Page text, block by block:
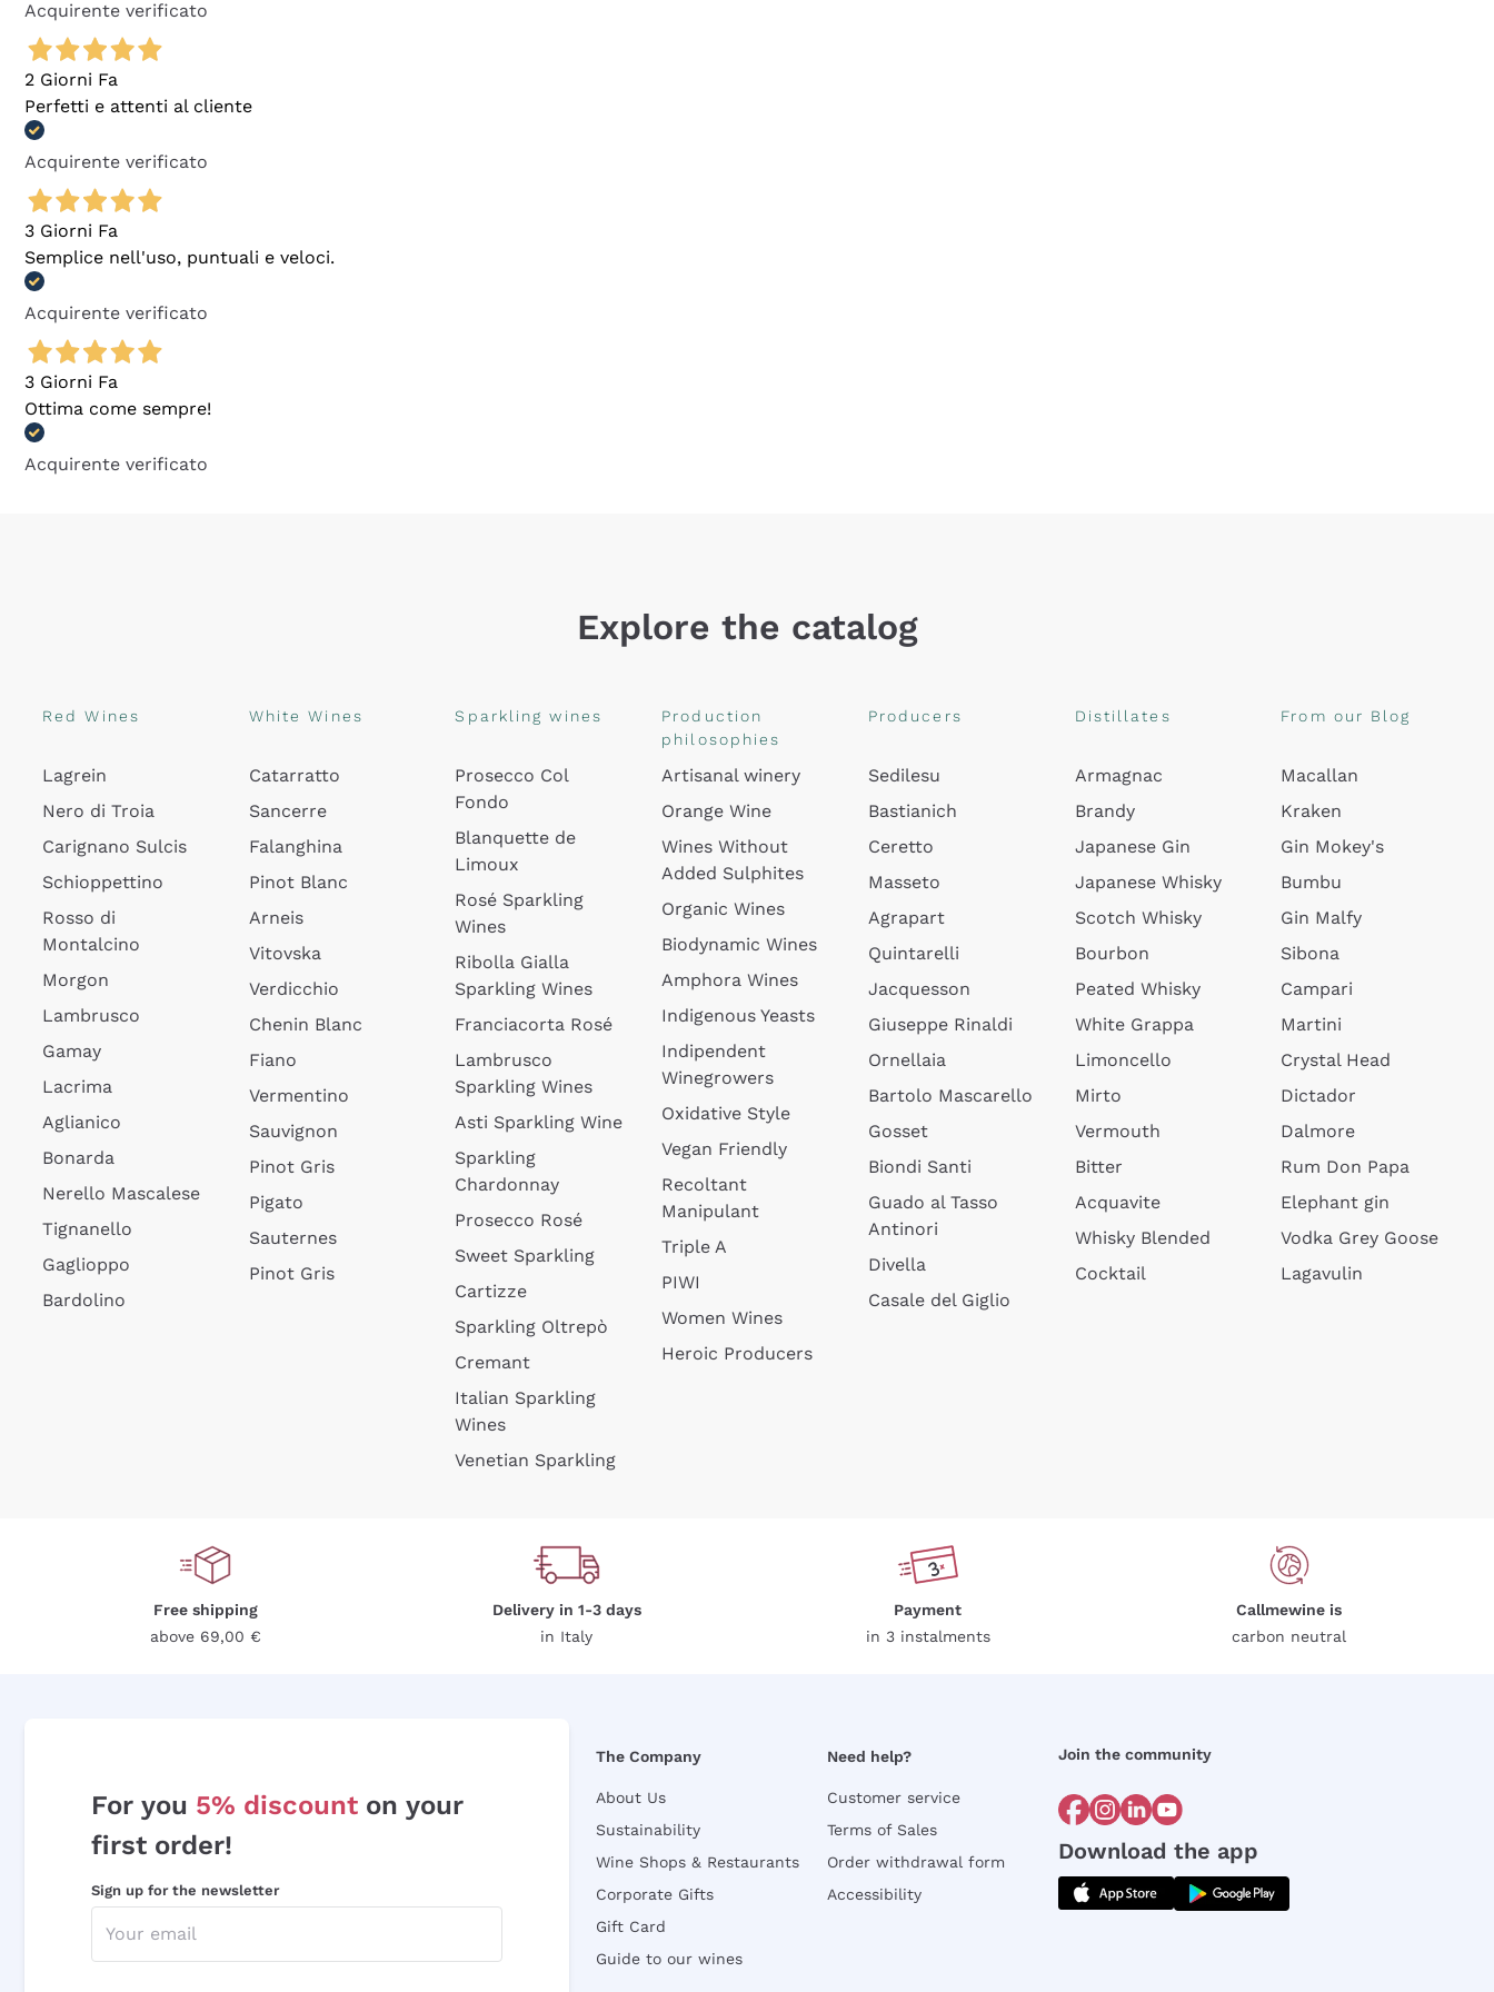
Acquirente verificato
2 Giorni Fa
Perfetti e attenti al cliente
Acquirente verificato
3 Giorni Fa
Semplice nell'uso, puntuali e veloci.
Acquirente verificato
3 Giorni Fa
Ottima come sempre!
Acquirente verificato
Explore the catalog
Red Wines
Lagrein
Nero di Troia
Carignano Sulcis
Schioppettino
Rosso di
Montalcino
Morgon
Lambrusco
Gamay
Lacrima
Aglianico
Bonarda
Nerello Mascalese
Tignanello
Gaglioppo
Bardolino
White Wines
Catarratto
Sancerre
Falanghina
Pinot Blanc
Arneis
Vitovska
Verdicchio
Chenin Blanc
Fiano
Vermentino
Sauvignon
Pinot Gris
Pigato
Sauternes
Pinot Gris
Sparkling wines
Prosecco Col
Fondo
Blanquette de
Limoux
Rosé Sparkling
Wines
Ribolla Gialla
Sparkling Wines
Franciacorta Rosé
Lambrusco
Sparkling Wines
Asti Sparkling Wine
Sparkling
Chardonnay
Prosecco Rosé
Sweet Sparkling
Cartizze
Sparkling Oltrepò
Cremant
Italian Sparkling
Wines
Venetian Sparkling
Production
philosophies
Artisanal winery
Orange Wine
Wines Without
Added Sulphites
Organic Wines
Biodynamic Wines
Amphora Wines
Indigenous Yeasts
Indipendent
Winegrowers
Oxidative Style
Vegan Friendly
Recoltant
Manipulant
Triple A
PIWI
Women Wines
Heroic Producers
Producers
Sedilesu
Bastianich
Ceretto
Masseto
Agrapart
Quintarelli
Jacquesson
Giuseppe Rinaldi
Ornellaia
Bartolo Mascarello
Gosset
Biondi Santi
Guado al Tasso
Antinori
Divella
Casale del Giglio
Distillates
Armagnac
Brandy
Japanese Gin
Japanese Whisky
Scotch Whisky
Bourbon
Peated Whisky
White Grappa
Limoncello
Mirto
Vermouth
Bitter
Acquavite
Whisky Blended
Cocktail
From our Blog
Macallan
Kraken
Gin Mokey's
Bumbu
Gin Malfy
Sibona
Campari
Martini
Crystal Head
Dictador
Dalmore
Rum Don Papa
Elephant gin
Vodka Grey Goose
Lagavulin
Free shipping
above 69,00 €
Delivery in 1-3 days
in Italy
Payment
in 3 instalments
Callmewine is
carbon neutral
For you 5% discount on your
first order!
Sign up for the newsletter
The Company
About Us
Sustainability
Wine Shops & Restaurants
Corporate Gifts
Gift Card
Guide to our wines
Need help?
Customer service
Terms of Sales
Order withdrawal form
Accessibility
Join the community
Download the app